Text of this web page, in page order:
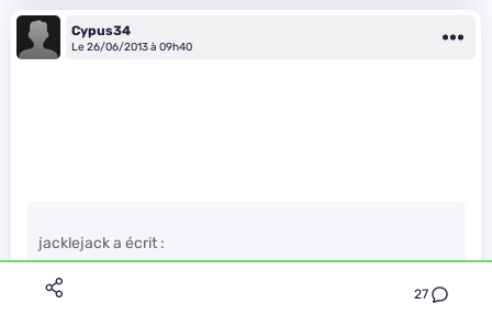
27
Cypus34
Le 26/06/2013 à 09h40
jacklejack a écrit :